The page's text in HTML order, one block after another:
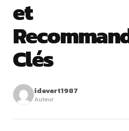
et
Clés
idevart1987
Auteur